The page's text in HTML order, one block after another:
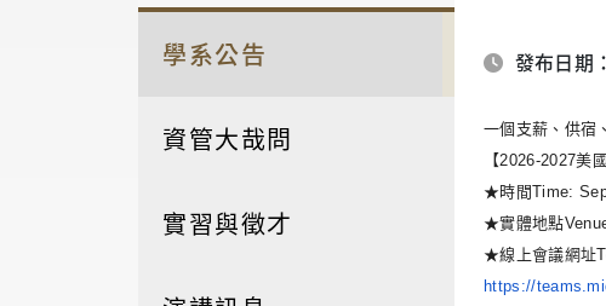
學系公告
資管大哉問
實習與徵才
發布日期
一個支薪、供宿
【2026-2027美
★時間Time:
★實體地點
★線上會議網址
https://